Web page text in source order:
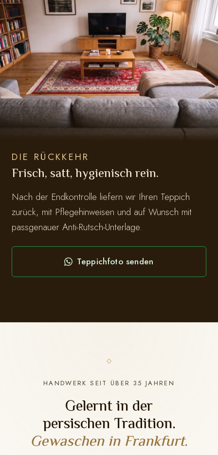
DIE RÜCKKEHR
Frisch, satt, hygienisch rein.
Nach der Endkontrolle liefern wir Ihren Teppich
zurück, mit Pflegehinweisen und auf Wunsch mit
passgenauer Anti-Rutsch-Unterlage.
Teppichfoto senden
HANDWERK SEIT ÜBER 35 JAHREN
Gelernt in der
persischen Tradition.
Gewaschen in Frankfurt.